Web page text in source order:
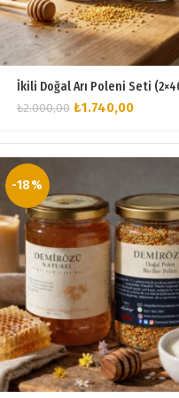
İkili Doğal Arı Poleni Seti
₺2.000,00 Orijinal
₺2.000,00.
₺1.740,00Şu
fiyat:
-18%